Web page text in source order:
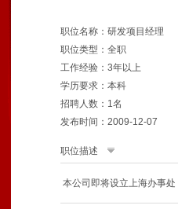
职位名称：研发项目经理
职位类型：全职
工作经验：3年以上
学历要求：本科
招聘人数：1名
发布时间：2009-12-07
职位描述
本公司即将设立上海办事